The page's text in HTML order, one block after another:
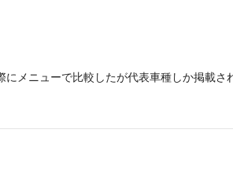
メニューで比較したが代表車種しか掲載さ